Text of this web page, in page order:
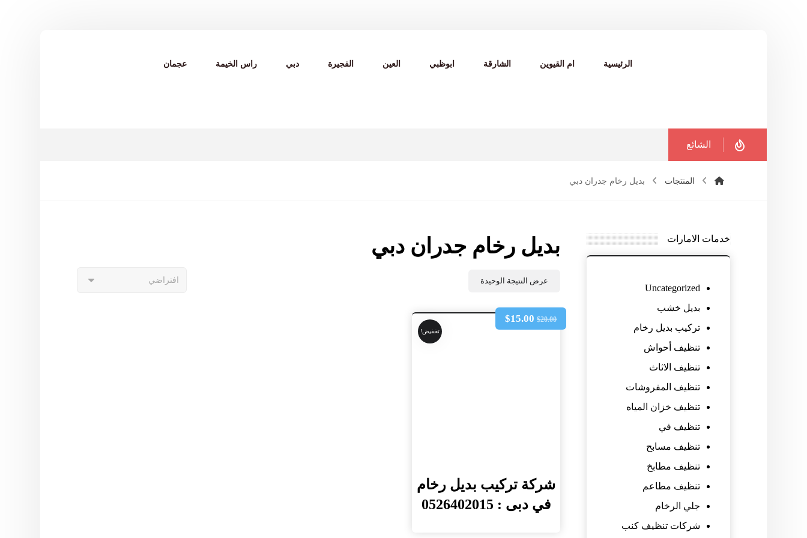
الرئيسية ام القيوين الشارقة ابوظبي العين الفجيرة دبي راس الخيمة عجمان
الشائع
المنتجات بديل رخام جدران دبي
بديل رخام جدران دبي
عرض النتيجة الوحيدة
تخفيض!
شركة تركيب بديل رخام
في دبى : 0526402015
$20.00
$15.00
خدمات الامارات
Uncategorized
بديل خشب
تركيب بديل رخام
تنظيف أحواش
تنظيف الاثاث
تنظيف المفروشات
تنظيف خزان المياه
تنظيف في
تنظيف مسابح
تنظيف مطابخ
تنظيف مطاعم
جلي الرخام
شركات تنظيف كنب